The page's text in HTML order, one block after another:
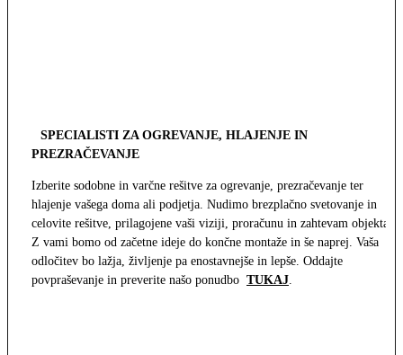
SPECIALISTI ZA OGREVANJE, HLAJENJE IN
PREZRAČEVANJE
Izberite sodobne in varčne rešitve za ogrevanje, prezračevanje ter
hlajenje vašega doma ali podjetja. Nudimo brezplačno svetovanje in
celovite rešitve, prilagojene vaši viziji, proračunu in zahtevam objekta.
Z vami bomo od začetne ideje do končne montaže in še naprej. Vaša
odločitev bo lažja, življenje pa enostavnejše in lepše. Oddajte
povpraševanje in preverite našo ponudbo TUKAJ.